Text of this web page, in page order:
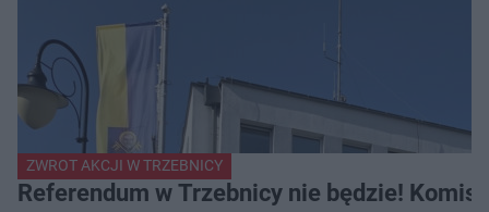
ZWROT AKCJI W TRZEBNICY
Referendum w Trzebnicy nie będzie!